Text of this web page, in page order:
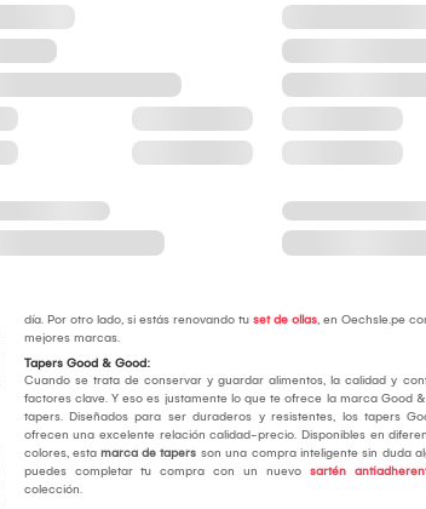
día. Por otro lado, si estás renovando tu set de ollas, en Oechsle.pe
mejores marcas.
Tapers Good & Good:
Cuando se trata de conservar y guardar alimentos, la calidad y
factores clave. Y eso es justamente lo que te ofrece la marca Good
tapers. Diseñados para ser duraderos y resistentes, los tapers
ofrecen una excelente relación calidad-precio. Disponibles en
colores, esta marca de tapers son una compra inteligente sin duda
puedes completar tu compra con un nuevo sartén
colección.